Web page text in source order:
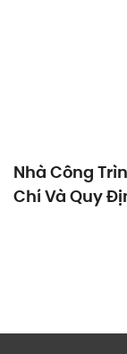
Nhà Công
Chí Và Quy